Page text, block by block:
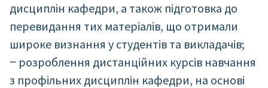
дисциплін кафедри, а також підготовка до
перевидання тих матеріалів, що отримали
широке визнання у студентів та викладачів;
‒ розроблення дистанційних курсів навчання
з профільних дисциплін кафедри, на основі